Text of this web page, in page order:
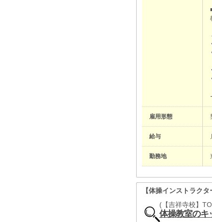
雇用形態
給与
勤務地
【体操インストラク
(【吉祥寺校】
体操教室のキ